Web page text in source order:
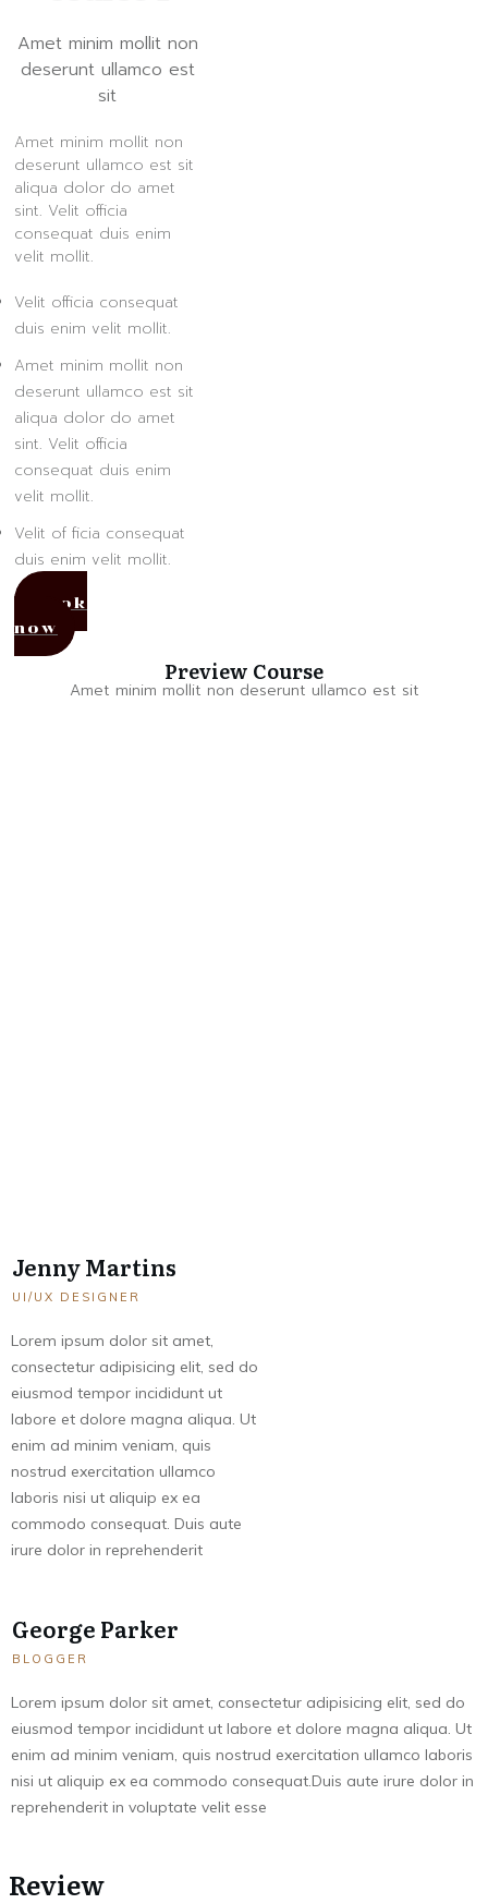
Amet minim mollit non
deserunt ullamco est
sit
Amet minim mollit non
deserunt ullamco est sit
aliqua dolor do amet
sint. Velit officia
consequat duis enim
velit mollit.
Velit officia consequat
duis enim velit mollit.
Amet minim mollit non
deserunt ullamco est sit
aliqua dolor do amet
sint. Velit officia
consequat duis enim
velit mollit.
Velit of ficia consequat
duis enim velit mollit.
Book
now
Preview Course
Amet minim mollit non deserunt ullamco est sit
Jenny Martins
UI/UX DESIGNER
Lorem ipsum dolor sit amet,
consectetur adipisicing elit, sed do
eiusmod tempor incididunt ut
labore et dolore magna aliqua. Ut
enim ad minim veniam, quis
nostrud exercitation ullamco
laboris nisi ut aliquip ex ea
commodo consequat. Duis aute
irure dolor in reprehenderit
George Parker
BLOGGER
Lorem ipsum dolor sit amet, consectetur adipisicing elit, sed do
eiusmod tempor incididunt ut labore et dolore magna aliqua. Ut
enim ad minim veniam, quis nostrud exercitation ullamco laboris
nisi ut aliquip ex ea commodo consequat.Duis aute irure dolor in
reprehenderit in voluptate velit esse
Review